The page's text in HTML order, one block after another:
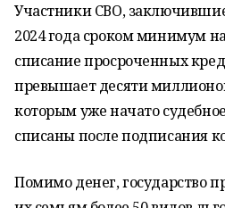
Участники СВО,
2024 года сроком минимум
списание просроченных
превышает десяти
которым уже начато
списаны после подписания
Помимо денег, государство